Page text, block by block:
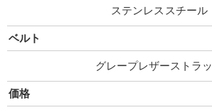
ステンレススチール
ベルト
グレープレザーストラ
価格